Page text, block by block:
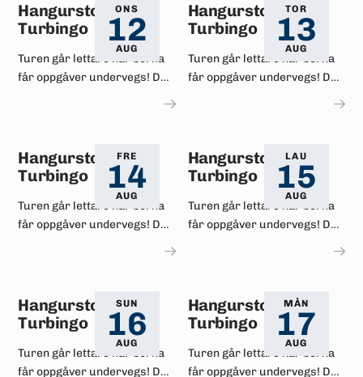
ONS
12
AUG
Hangurstoppen
Turbingo
Turen går lettare når borna
får oppgåver undervegs! Det
TOR
13
AUG
Hangurstoppen
Turbingo
Turen går lettare når borna
får oppgåver undervegs! Det
FRE
14
AUG
Hangurstoppen
Turbingo
Turen går lettare når borna
får oppgåver undervegs! Det
LAU
15
AUG
Hangurstoppen
Turbingo
Turen går lettare når borna
får oppgåver undervegs! Det
SUN
16
AUG
Hangurstoppen
Turbingo
Turen går lettare når borna
får oppgåver undervegs! Det
MÅN
17
AUG
Hangurstoppen
Turbingo
Turen går lettare når borna
får oppgåver undervegs! Det